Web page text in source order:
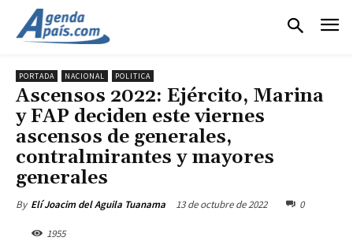
PORTADA NACIONAL POLITICA
Ascensos 2022: Ejército, Marina
y FAP deciden este viernes
ascensos de generales,
contralmirantes y mayores
generales
By Elí Joacim del Aguila Tuanama 13 de octubre de 2022 0
1955